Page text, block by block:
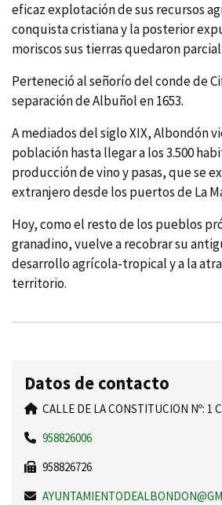
eficaz explotación de sus recursos
conquista cristiana y la posterior
moriscos sus tierras quedaron
Perteneció al señorí­o del conde de
separación de Albuñol en 1653.
A mediados del siglo XIX, Albondón
población hasta llegar a los 3.500
producción de vino y pasas, que se
extranjero desde los puertos de La
Hoy, como el resto de los pueblos
granadino, vuelve a recobrar su
desarrollo agrí­cola-tropical y a la
territorio.
Datos de contacto
CALLE DE LA CONSTITUCION Nº: 1
958826006
958826726